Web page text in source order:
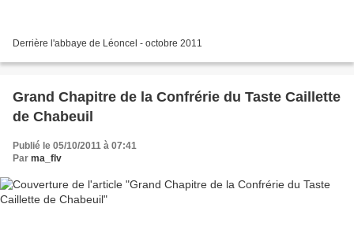
Derrière l'abbaye de Léoncel - octobre 2011
Grand Chapitre de la Confrérie du Taste Caillette
de Chabeuil
Publié le 05/10/2011 à 07:41
Par ma_flv